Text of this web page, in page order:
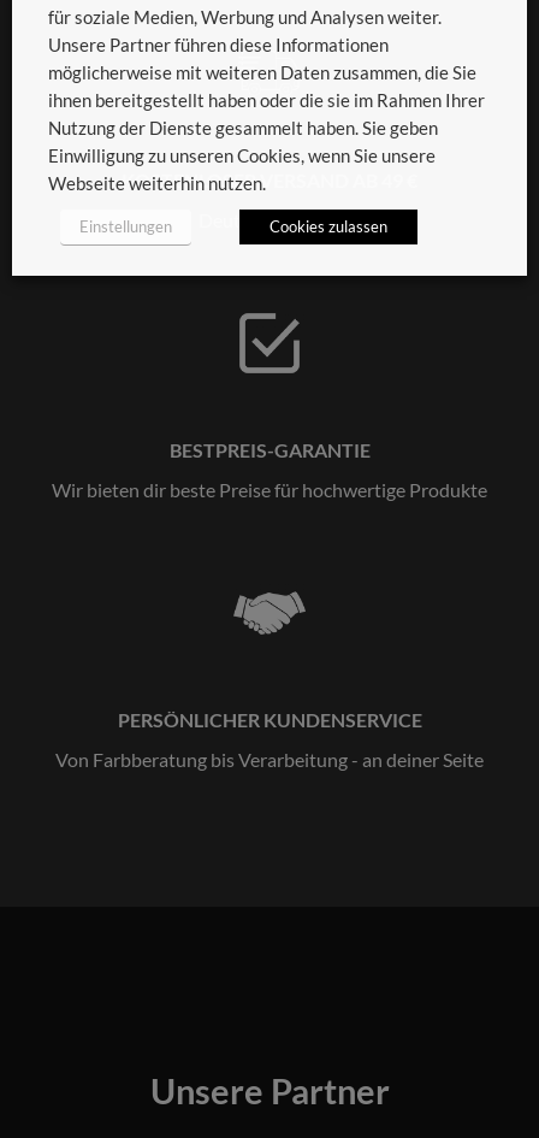
KOSTENLOSER VERSAND AB 49 €
Deutschlandweit
BESTPREIS-GARANTIE
Wir bieten dir beste Preise für hochwertige Produkte
PERSÖNLICHER KUNDENSERVICE
Von Farbberatung bis Verarbeitung - an deiner Seite
Unsere Partner
für soziale Medien, Werbung und Analysen weiter.
Unsere Partner führen diese Informationen
möglicherweise mit weiteren Daten zusammen, die Sie
ihnen bereitgestellt haben oder die sie im Rahmen Ihrer
Nutzung der Dienste gesammelt haben. Sie geben
Einwilligung zu unseren Cookies, wenn Sie unsere
Webseite weiterhin nutzen.
Einstellungen Cookies zulassen